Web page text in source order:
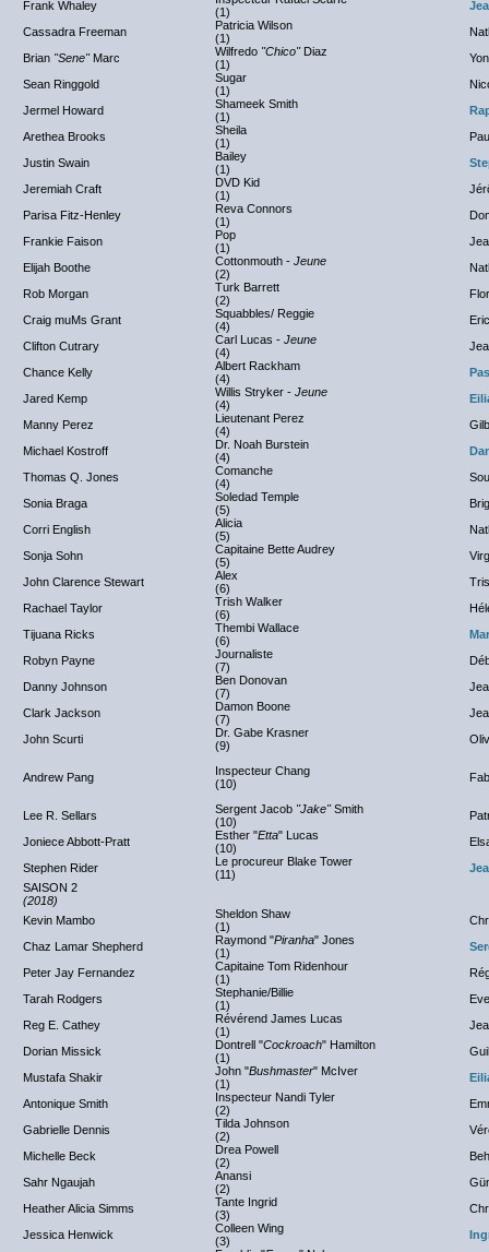
Frank Whaley
(1)
Cassadra Freeman
Patricia Wilson
(1)
Brian "Sene"Marc Wilfredo "Chico"Diaz
(1)
Sean Ringgold
Sugar
(1)
Jermel Howard
Shameek Smith
(1)
Arethea Brooks
Sheila
(1)
Justin Swain
Bailey
(1)
Jeremiah Craft
DVD Kid
(1)
Parisa Fitz-Henley
Reva Connors
(1)
Frankie Faison
Pop
(1)
Elijah Boothe
Cottonmouth - Jeune
(2)
Rob Morgan
Turk Barrett
(2)
Craig muMs Grant
Squabbles/ Reggie
(4)
Clifton Cutrary
Carl Lucas - Jeune
(4)
Chance Kelly
Albert Rackham
(4)
Jared Kemp
Willis Stryker - Jeune
(4)
Manny Perez
Lieutenant Perez
(4)
Michael Kostroff
Dr. Noah Burstein
(4)
Thomas Q. Jones
Comanche
(4)
Sonia Braga
Soledad Temple
(5)
Corri English
Alicia
(5)
Sonja Sohn
Capitaine Bette Audrey
(5)
John Clarence Stewart
Alex
(6)
Rachael Taylor
Trish Walker
(6)
Tijuana Ricks
Thembi Wallace
(6)
Robyn Payne
Journaliste
(7)
Danny Johnson
Ben Donovan
(7)
Clark Jackson
Damon Boone
(7)
John Scurti
Dr. Gabe Krasner
(9)
Andrew Pang
Inspecteur Chang
(10)
Lee R. Sellars Sergent Jacob "Jake"Smith
(10)
Joniece Abbott-Pratt
Esther "Etta" Lucas
(10)
Stephen Rider
Le procureur Blake Tower
(11)
SAISON 2
(2018)
Kevin Mambo
Sheldon Shaw
(1)
Chaz Lamar Shepherd
Raymond "Piranha" Jones
(1)
Peter Jay Fernandez
Capitaine Tom Ridenhour
(1)
Tarah Rodgers
Stephanie/Billie
(1)
Reg E. Cathey
Révérend James Lucas
(1)
Dorian Missick
Dontrell "Cockroach" Hamilton
(1)
Mustafa Shakir
John "Bushmaster" McIver
(1)
Antonique Smith
Inspecteur Nandi Tyler
(2)
Gabrielle Dennis
Tilda Johnson
(2)
Michelle Beck
Drea Powell
(2)
Sahr Ngaujah
Anansi
(2)
Heather Alicia Simms
Tante Ingrid
(3)
Jessica Henwick
Colleen Wing
(3)